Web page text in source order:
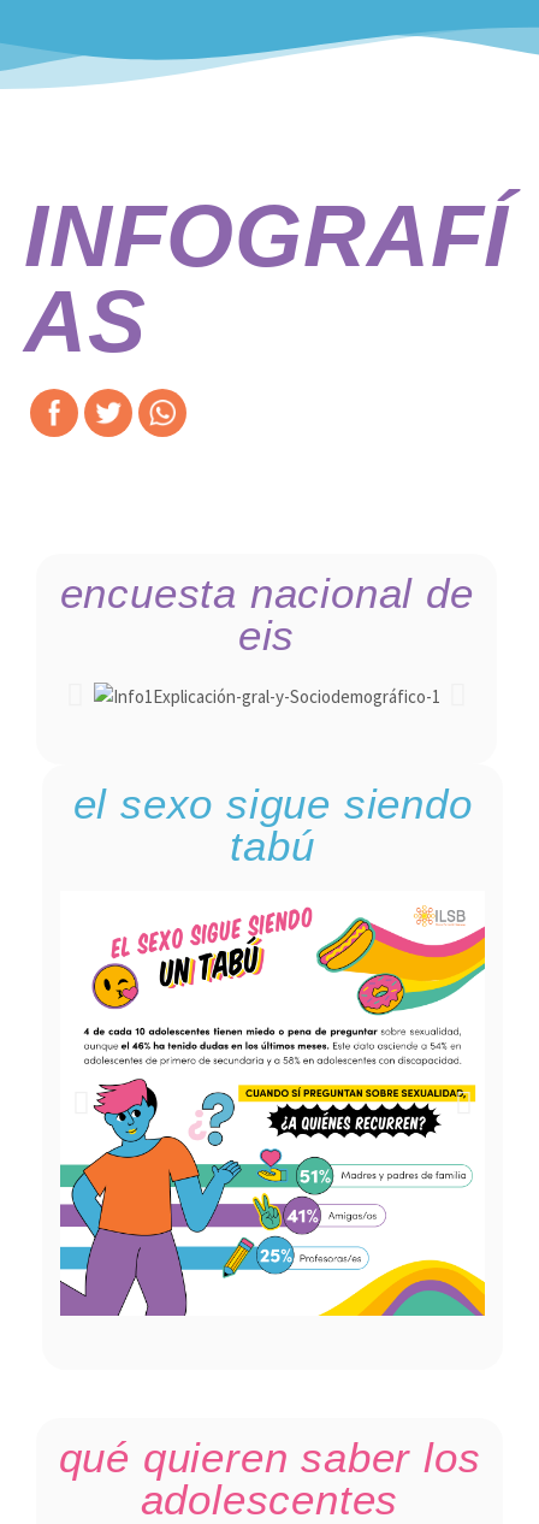
INFOGRAFÍ
AS
encuesta nacional de
eis
el sexo sigue siendo
tabú
qué quieren saber los
adolescentes